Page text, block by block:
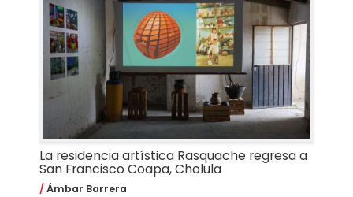
La residencia artística Rasquache regresa a
San Francisco Coapa, Cholula
Ámbar Barrera